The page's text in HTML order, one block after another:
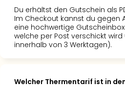
Du erhältst den Gutschein als
Im Checkout kannst du gegen
eine hochwertige
welche per Post verschickt wird
innerhalb von 3 Werktagen).
Welcher Thermentarif ist in